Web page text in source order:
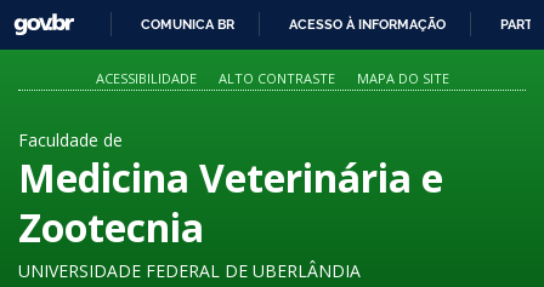
PARA
O
GOVBR
COMUNICA BR ACESSO À INFORMAÇÃO
ACESSIBILIDADE ALTO CONTRASTE MAPA DO SITE
Faculdade de
Medicina Veterinária e
Zootecnia
UNIVERSIDADE FEDERAL DE UBERLÂNDIA